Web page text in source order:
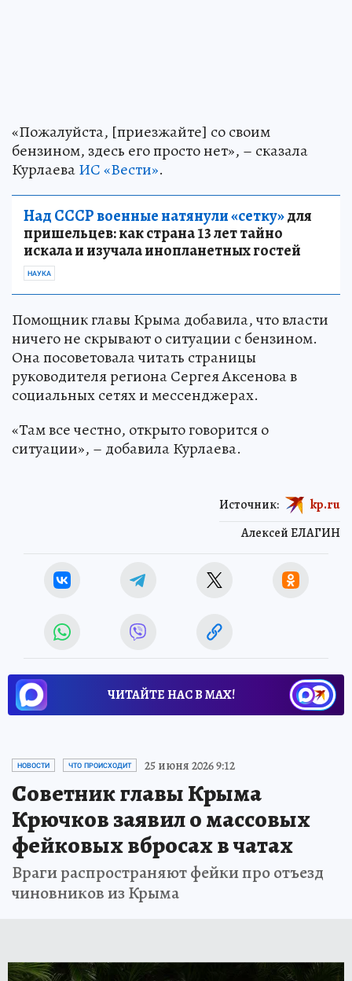
«Пожалуйста, [приезжайте] со своим
бензином, здесь его просто нет», – сказала
КурлаеваИС «Вести».
Над СССР военные натянули «сетку»для
пришельцев: как страна 13 лет тайно
искала и изучала инопланетных гостей
НАУКА
Помощник главы Крыма добавила, что власти
ничего не скрывают о ситуации с бензином.
Она посоветовала читать страницы
руководителя региона Сергея Аксенова в
социальных сетях и мессенджерах.
«Там все честно, открыто говорится о
ситуации», – добавила Курлаева.
Алексей ЕЛАГИН
Источник: kp.ru
ЧИТАЙТЕ НАС В МАХ!
НОВОСТИ ЧТО ПРОИСХОДИТ 25 июня 2026 9:12
Советник главы Крыма
Крючков заявил о массовых
фейковых вбросах в чатах
Враги распространяют фейки про отъезд
чиновников из Крыма